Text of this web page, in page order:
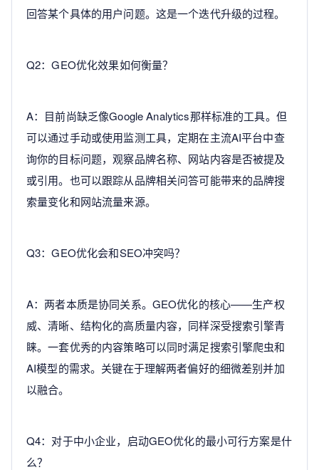
回答某个具体的用户问题。这是一个迭代升级的过程。
Q2：GEO优化效果如何衡量？
A：目前尚缺乏像Google Analytics那样标准的工具。但
可以通过手动或使用监测工具，定期在主流AI平台中查
询你的目标问题，观察品牌名称、网站内容是否被提及
或引用。也可以跟踪从品牌相关问答可能带来的品牌搜
索量变化和网站流量来源。
Q3：GEO优化会和SEO冲突吗？
A：两者本质是协同关系。GEO优化的核心——生产权
威、清晰、结构化的高质量内容，同样深受搜索引擎青
睐。一套优秀的内容策略可以同时满足搜索引擎爬虫和
AI模型的需求。关键在于理解两者偏好的细微差别并加
以融合。
Q4：对于中小企业，启动GEO优化的最小可行方案是什
么？